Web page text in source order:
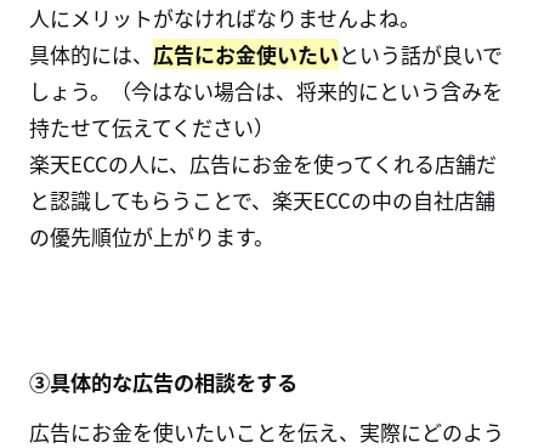
人にメリットがなければなりませんよね。
具体的には、 広告にお金使いたいという話が良いで
しょう。（今はない場合は、将来的にという含みを
持たせて伝えてください）
楽天ECCの人に、広告にお金を使ってくれる店舗だ
と認識してもらうことで、楽天ECCの中の自社店舗
の優先順位が上がります。
③具体的な広告の相談をする
広告にお金を使いたいことを伝え、実際にどのよう